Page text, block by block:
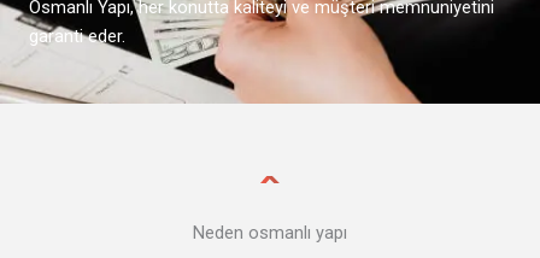
Osmanlı Yapı, her konutta kaliteyi ve müşteri memnuniyetini
garanti eder.
Neden osmanlı yapı